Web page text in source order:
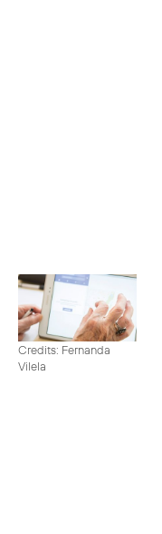
Credits: Fernanda
Vilela